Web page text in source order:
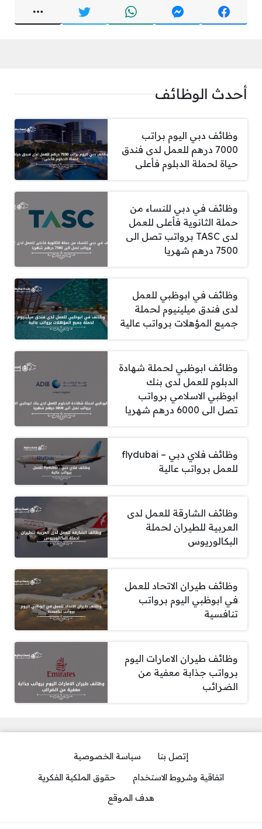
أحدث الوظائف
وظائف دبي اليوم براتب
7000 درهم للعمل لدى فندق
حياة لحملة الدبلوم فأعلى
وظائف في دبي للنساء من
حملة الثانوية فأعلى للعمل
لدى TASC برواتب تصل الى
7500 درهم شهريا
وظائف في ابوظبي للعمل
لدى فندق ميلينيوم لحملة
جميع المؤهلات برواتب عالية
وظائف ابوظبي لحملة شهادة
الدبلوم للعمل لدى بنك
ابوظبي الاسلامي برواتب
تصل الى 6000 درهم شهريا
وظائف فلاي دبي – flydubai
للعمل برواتب عالية
وظائف الشارقة للعمل لدى
العربية للطيران لحملة
البكالوريوس
وظائف طيران الاتحاد للعمل
في ابوظبي اليوم برواتب
تنافسية
وظائف طيران الامارات اليوم
برواتب جذابة معفية من
الضرائب
إتصل بنا
سياسة الخصوصية
اتفاقية وشروط الاستخدام
حقوق الملكية الفكرية
هدف الموقع